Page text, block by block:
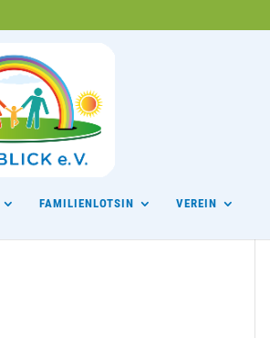
FAMILIENLOTSIN VEREIN